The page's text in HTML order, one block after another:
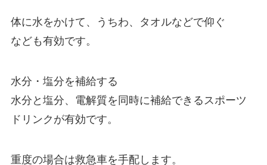
体に水をかけて、うちわ、タオルなどで仰ぐ
なども有効です。
水分・塩分を補給する
水分と塩分、電解質を同時に補給できるスポーツ
ドリンクが有効です。
重度の場合は救急車を手配します。